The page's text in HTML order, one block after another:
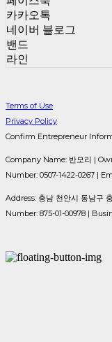
카카오톡
네이버 블로그
밴드
라인
Terms of Use
Privacy Policy
Confirm Entrepreneur
Company Name: 반모리 |
Number: 0507-1422-0267 |
Address: 충남 천안시 동남구
Number: 875-01-00978 |